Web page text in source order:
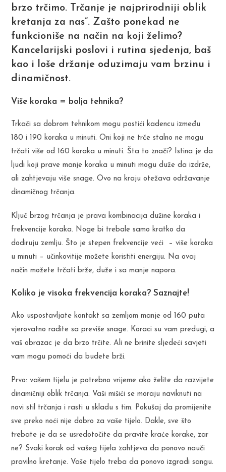
brzo trčimo. Trčanje je najprirodniji oblik
kretanja za nas”. Zašto ponekad ne
funkcioniše na način na koji želimo?
Kancelarijski poslovi i rutina sjedenja, baš
kao i loše držanje oduzimaju vam brzinu i
dinamičnost.
Više koraka = bolja tehnika?
Trkači sa dobrom tehnikom mogu postići kadencu između
180 i 190 koraka u minuti. Oni koji ne trče stalno ne mogu
trčati više od 160 koraka u minuti. Šta to znači? Istina je da
ljudi koji prave manje koraka u minuti mogu duže da izdrže,
ali zahtjevaju više snage. Ovo na kraju otežava održavanje
dinamičnog trčanja.
Ključ brzog trčanja je prava kombinacija dužine koraka i
frekvencije koraka. Noge bi trebale samo kratko da
dodiruju zemlju. Što je stepen frekvencije veći – više koraka
u minuti – učinkovitije možete koristiti energiju. Na ovaj
način možete trčati brže, duže i sa manje napora.
Koliko je visoka frekvencija koraka? Saznajte!
Ako uspostavljate kontakt sa zemljom manje od 160 puta
vjerovatno radite sa previše snage. Koraci su vam predugi, a
vaš obrazac je da brzo trčite. Ali ne brinite sljedeći savjeti
vam mogu pomoći da budete brži.
Prvo: vašem tijelu je potrebno vrijeme ako želite da razvijete
dinamičniji oblik trčanja. Vaši mišići se moraju naviknuti na
novi stil trčanja i rasti u skladu s tim. Pokušaj da promijenite
sve preko noći nije dobro za vaše tijelo. Dakle, sve što
trebate je da se usredotočite da pravite kraće korake, zar
ne? Svaki korak od vašeg tijela zahtjeva da ponovo nauči
pravilno kretanje. Vaše tijelo treba da ponovo izgradi sangu.